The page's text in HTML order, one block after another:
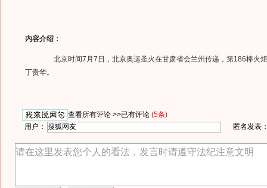
内容介绍：
北京时间7月7日，北京奥运圣火在甘肃省会兰州传递，第186棒火
丁贵华。
查看所有评论 >>已有评论 (5条)
用户：
匿名发表